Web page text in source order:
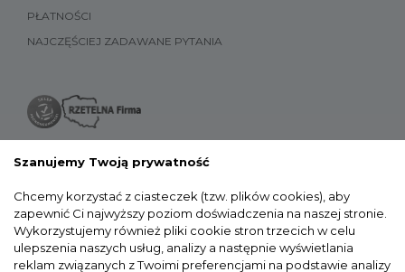
PŁATNOŚCI
NAJCZĘŚCIEJ ZADAWANE PYTANIA
Szanujemy Twoją prywatność
Chcemy korzystać z ciasteczek (tzw. plików cookies), aby
zapewnić Ci najwyższy poziom doświadczenia na naszej stronie.
Wykorzystujemy również pliki cookie stron trzecich w celu
ulepszenia naszych usług, analizy a następnie wyświetlania
reklam związanych z Twoimi preferencjami na podstawie analizy